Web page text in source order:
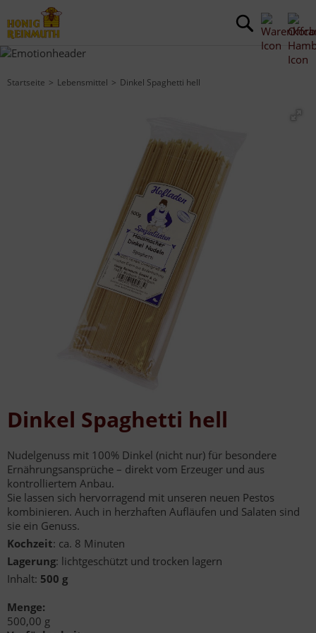
Startseite Lebensmittel Dinkel Spaghetti hell
Dinkel Spaghetti hell
Nudelgenuss mit 100% Dinkel (nicht nur) für besondere
Ernährungsansprüche – direkt vom Erzeuger und aus
kontrolliertem Anbau.
Sie lassen sich hervorragend mit unseren neuen Pestos
kombinieren. Auch in herzhaften Aufläufen und Salaten sind
sie ein Genuss.
Kochzeit: ca. 8 Minuten
Lagerung: lichtgeschützt und trocken lagern
Inhalt: 500 g
Menge:
500,00 g